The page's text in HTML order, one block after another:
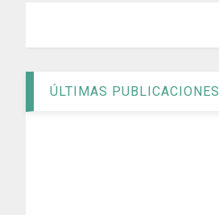
ÚLTIMAS PUBLICACIONES